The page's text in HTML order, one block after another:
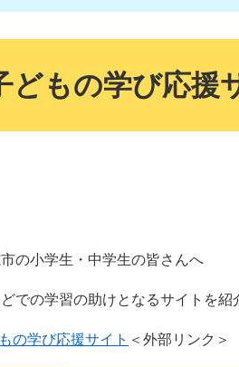
どもの学び応援
の小学生・中学生の皆さんへ
での学習の助けとなるサイトを紹
の学び応援サイト ＜外部リンク＞